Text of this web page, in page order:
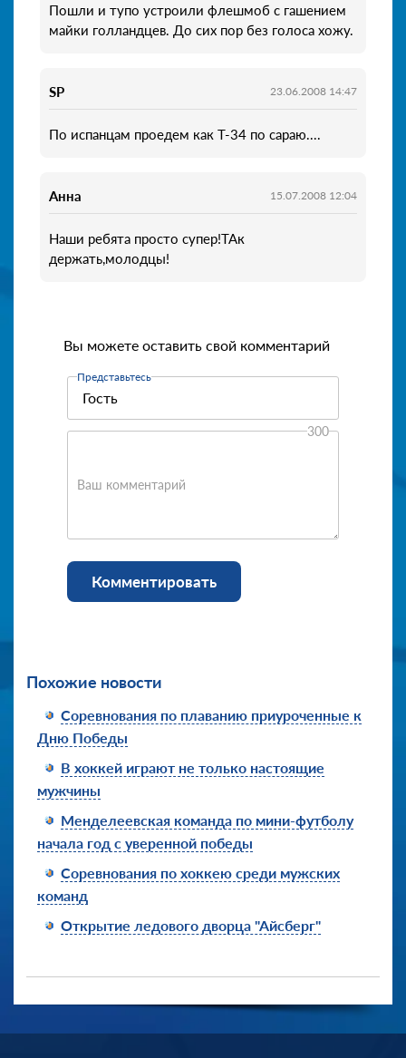
Пошли и тупо устроили флешмоб с гашением
майки голландцев. До сих пор без голоса хожу.
SP 23.06.2008 14:47
По испанцам проедем как Т-34 по сараю....
Анна 15.07.2008 12:04
Наши ребята просто супер!ТАк
держать,молодцы!
Вы можете оставить свой комментарий
Представьтесь
Ваш комментарий
300
Комментировать
Похожие новости
Соревнования по плаванию приуроченные к
Дню Победы
В хоккей играют не только настоящие
мужчины
Менделеевская команда по мини-футболу
начала год с уверенной победы
Соревнования по хоккею среди мужских
команд
Открытие ледового дворца "Айсберг"